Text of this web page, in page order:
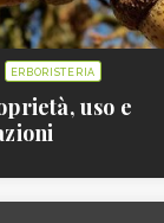
ERBORISTERIA
uso e